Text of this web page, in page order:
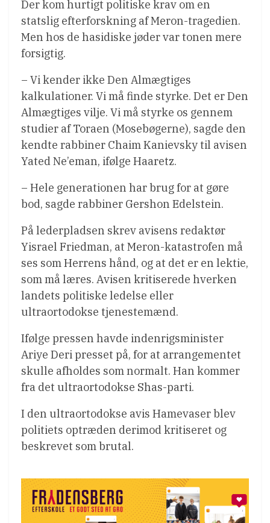
Der kom hurtigt politiske krav om en
statslig efterforskning af Meron-tragedien.
Men hos de hasidiske jøder var tonen mere
forsigtig.
– Vi kender ikke Den Almægtiges
kalkulationer. Vi må finde styrke. Det er Den
Almægtiges vilje. Vi må styrke os gennem
studier af Toraen (Mosebøgerne), sagde den
kendte rabbiner Chaim Kanievsky til avisen
Yated Ne’eman, ifølge Haaretz.
– Hele generationen har brug for at gøre
bod, sagde rabbiner Gershon Edelstein.
På lederpladsen skrev avisens redaktør
Yisrael Friedman, at Meron-katastrofen må
ses som Herrens hånd, og at det er en lektie,
som må læres. Avisen kritiserede hverken
landets politiske ledelse eller
ultraortodokse tjenestemænd.
Ifølge pressen havde indenrigsminister
Ariye Deri presset på, for at arrangementet
skulle afholdes som normalt. Han kommer
fra det ultraortodokse Shas-parti.
I den ultraortodokse avis Hamevaser blev
politiets optræden derimod kritiseret og
beskrevet som brutal.